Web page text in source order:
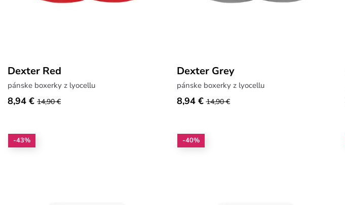
Dexter Red
pánske boxerky z lyocellu
8,94 € 14,90 €
Dexter Grey
pánske boxerky z lyocellu
8,94 € 14,90 €
-43% -40%